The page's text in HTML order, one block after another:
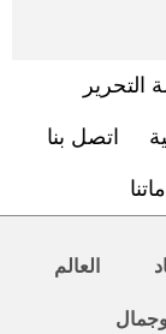
التحرير
اتصل بنا
العالم